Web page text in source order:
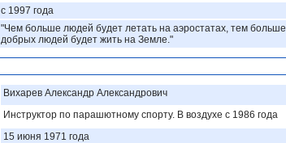
с 1997 года
"Чем больше людей будет летать на аэростатах, тем больше
добрых людей будет жить на Земле."
Вихарев Александр Александрович
Инструктор по парашютному спорту. В воздухе с 1986 года
15 июня 1971 года